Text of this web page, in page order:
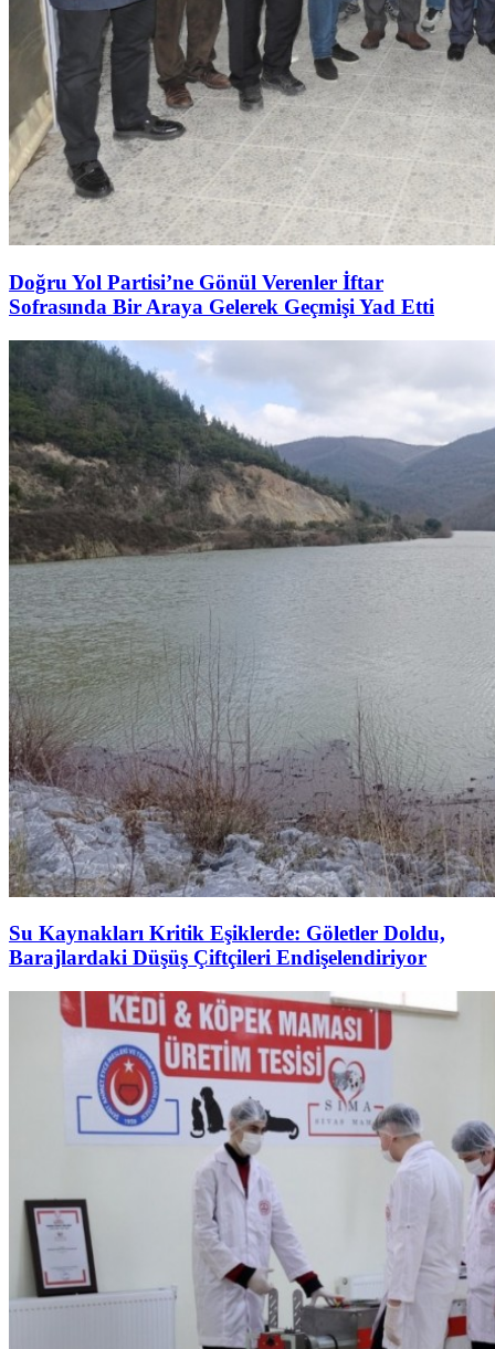
Doğru Yol Partisi’ne Gönül Verenler İftar
Sofrasında Bir Araya Gelerek Geçmişi Yad Etti
Su Kaynakları Kritik Eşiklerde: Göletler Doldu,
Barajlardaki Düşüş Çiftçileri Endişelendiriyor